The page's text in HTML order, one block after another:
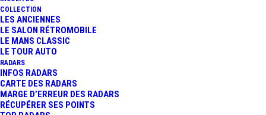
COLLECTION
LES ANCIENNES
LE SALON RÉTROMOBILE
LE MANS CLASSIC
LE TOUR AUTO
RADARS
INFOS RADARS
CARTE DES RADARS
MARGE D’ERREUR DES RADARS
RÉCUPÉRER SES POINTS
RESTAURATION ÉMOUVANTE
DE LA VOITURE DE JAMES